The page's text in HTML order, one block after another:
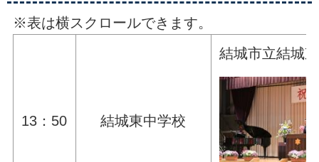
※表は横スクロールできます。
13：50 結城東中学校
結城市立結城